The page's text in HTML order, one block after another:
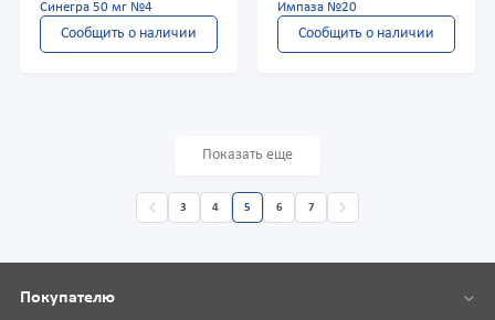
Синегра 50 мг №4
Сообщить о наличии
Импаза №20
Сообщить о наличии
Показать еще
3 4 5 6 7
Покупателю